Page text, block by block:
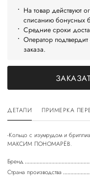
На товар действуют
списанию бонусных
Средние сроки
Оператор
заказа.
ДЕТАЛИ ПРИМЕРКА
-Кольцо с изумрудом и
Бренд
Страна производства